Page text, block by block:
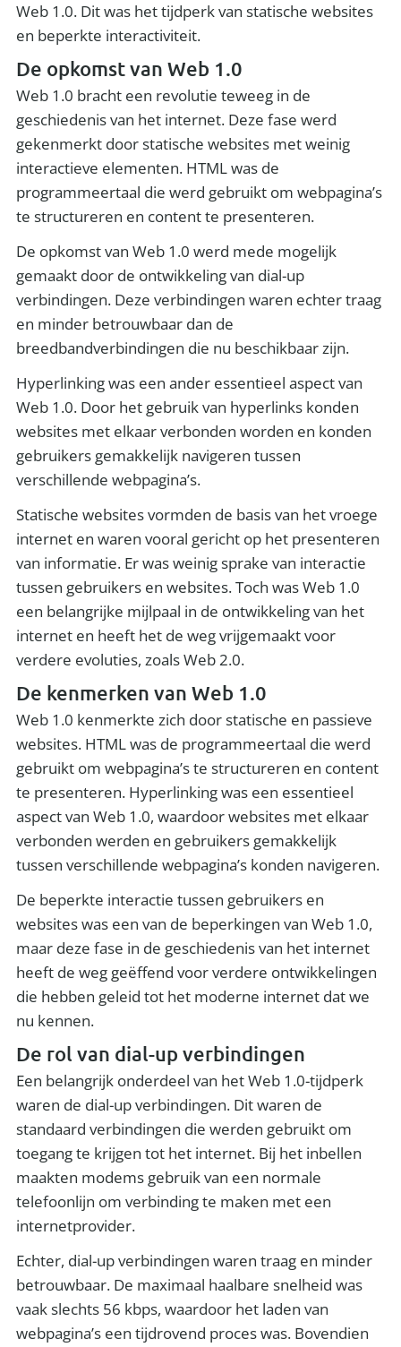
Web 1.0. Dit was het tijdperk van statische websites
en beperkte interactiviteit.
De opkomst van Web 1.0
Web 1.0 bracht een revolutie teweeg in de
geschiedenis van het internet. Deze fase werd
gekenmerkt door statische websites met weinig
interactieve elementen. HTML was de
programmeertaal die werd gebruikt om webpagina’s
te structureren en content te presenteren.
De opkomst van Web 1.0 werd mede mogelijk
gemaakt door de ontwikkeling van dial-up
verbindingen. Deze verbindingen waren echter traag
en minder betrouwbaar dan de
breedbandverbindingen die nu beschikbaar zijn.
Hyperlinking was een ander essentieel aspect van
Web 1.0. Door het gebruik van hyperlinks konden
websites met elkaar verbonden worden en konden
gebruikers gemakkelijk navigeren tussen
verschillende webpagina’s.
Statische websites vormden de basis van het vroege
internet en waren vooral gericht op het presenteren
van informatie. Er was weinig sprake van interactie
tussen gebruikers en websites. Toch was Web 1.0
een belangrijke mijlpaal in de ontwikkeling van het
internet en heeft het de weg vrijgemaakt voor
verdere evoluties, zoals Web 2.0.
De kenmerken van Web 1.0
Web 1.0 kenmerkte zich door statische en passieve
websites. HTML was de programmeertaal die werd
gebruikt om webpagina’s te structureren en content
te presenteren. Hyperlinking was een essentieel
aspect van Web 1.0, waardoor websites met elkaar
verbonden werden en gebruikers gemakkelijk
tussen verschillende webpagina’s konden navigeren.
De beperkte interactie tussen gebruikers en
websites was een van de beperkingen van Web 1.0,
maar deze fase in de geschiedenis van het internet
heeft de weg geëffend voor verdere ontwikkelingen
die hebben geleid tot het moderne internet dat we
nu kennen.
De rol van dial-up verbindingen
Een belangrijk onderdeel van het Web 1.0-tijdperk
waren de dial-up verbindingen. Dit waren de
standaard verbindingen die werden gebruikt om
toegang te krijgen tot het internet. Bij het inbellen
maakten modems gebruik van een normale
telefoonlijn om verbinding te maken met een
internetprovider.
Echter, dial-up verbindingen waren traag en minder
betrouwbaar. De maximaal haalbare snelheid was
vaak slechts 56 kbps, waardoor het laden van
webpagina’s een tijdrovend proces was. Bovendien